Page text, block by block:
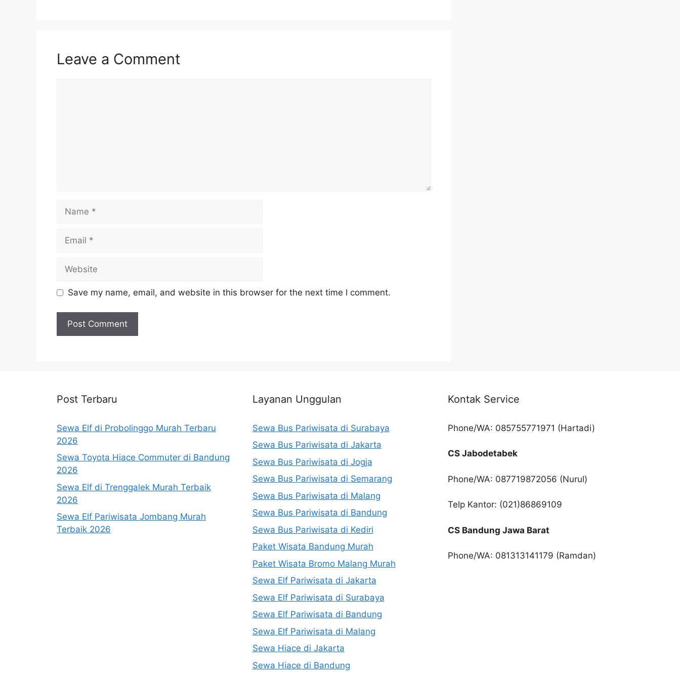
Leave a Comment
Name
Email
Website
Save my name, email, and website in this browser for the next time I comment.
Post Terbaru
Sewa Elf di Probolinggo Murah Terbaru
2026
Sewa Toyota Hiace Commuter di Bandung
2026
Sewa Elf di Trenggalek Murah Terbaik
2026
Sewa Elf Pariwisata Jombang Murah
Terbaik 2026
Layanan Unggulan
Sewa Bus Pariwisata di Surabaya
Sewa Bus Pariwisata di Jakarta
Sewa Bus Pariwisata di Jogja
Sewa Bus Pariwisata di Semarang
Sewa Bus Pariwisata di Malang
Sewa Bus Pariwisata di Bandung
Sewa Bus Pariwisata di Kediri
Paket Wisata Bandung Murah
Paket Wisata Bromo Malang Murah
Sewa Elf Pariwisata di Jakarta
Sewa Elf Pariwisata di Surabaya
Sewa Elf Pariwisata di Bandung
Sewa Elf Pariwisata di Malang
Sewa Hiace di Jakarta
Sewa Hiace di Bandung
Kontak Service
Phone/WA: 085755771971 (Hartadi)
CS Jabodetabek
Phone/WA: 087719872056 (Nurul)
Telp Kantor: (021)86869109
CS Bandung Jawa Barat
Phone/WA: 081313141179 (Ramdan)